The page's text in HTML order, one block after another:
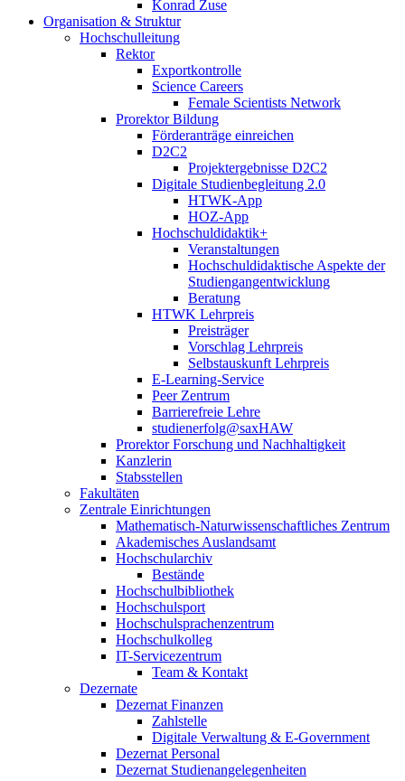
Konrad Zuse
Organisation & Struktur
Hochschulleitung
Rektor
Exportkontrolle
Science Careers
Female Scientists Network
Prorektor Bildung
Förderanträge einreichen
D2C2
Projektergebnisse D2C2
Digitale Studienbegleitung 2.0
HTWK-App
HOZ-App
Hochschuldidaktik+
Veranstaltungen
Hochschuldidaktische Aspekte der
Studiengangentwicklung
Beratung
HTWK Lehrpreis
Preisträger
Vorschlag Lehrpreis
Selbstauskunft Lehrpreis
E-Learning-Service
Peer Zentrum
Barrierefreie Lehre
studienerfolg@saxHAW
Prorektor Forschung und Nachhaltigkeit
Kanzlerin
Stabsstellen
Fakultäten
Zentrale Einrichtungen
Mathematisch-Naturwissenschaftliches Zentrum
Akademisches Auslandsamt
Hochschularchiv
Bestände
Hochschulbibliothek
Hochschulsport
Hochschulsprachenzentrum
Hochschulkolleg
IT-Servicezentrum
Team & Kontakt
Dezernate
Dezernat Finanzen
Zahlstelle
Digitale Verwaltung & E-Government
Dezernat Personal
Dezernat Studienangelegenheiten